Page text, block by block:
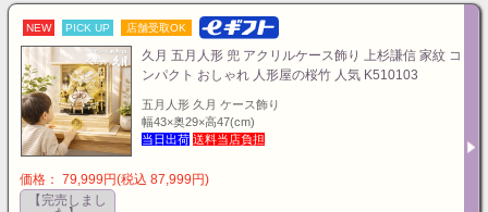
NEW PICK UP 店舗受取OK
久月 五月人形 兜 アクリルケース飾り 上杉謙信 家紋 コ
ンパクト おしゃれ 人形屋の桜竹 人気 K510103
五月人形 久月 ケース飾り
幅43×奥29×高47(cm)
当日出荷 送料当店負担
価格： 79,999円(税込 87,999円)
【完売しまし